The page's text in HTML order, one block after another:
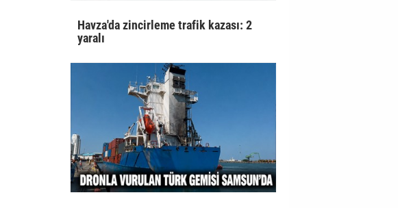
Havza'da zincirleme trafik kazası: 2
yaralı